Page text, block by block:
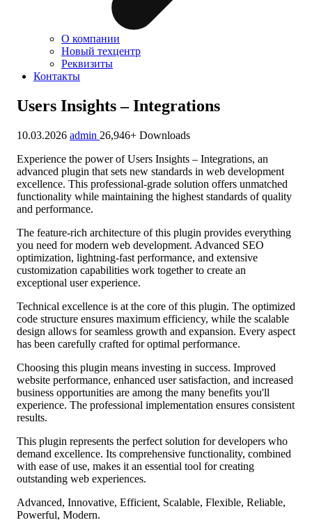
О компании
Новый техцентр
Реквизиты
Контакты
Users Insights – Integrations
10.03.2026 admin 26,946+ Downloads
Experience the power of Users Insights – Integrations, an
advanced plugin that sets new standards in web development
excellence. This professional-grade solution offers unmatched
functionality while maintaining the highest standards of quality
and performance.
The feature-rich architecture of this plugin provides everything
you need for modern web development. Advanced SEO
optimization, lightning-fast performance, and extensive
customization capabilities work together to create an
exceptional user experience.
Technical excellence is at the core of this plugin. The optimized
code structure ensures maximum efficiency, while the scalable
design allows for seamless growth and expansion. Every aspect
has been carefully crafted for optimal performance.
Choosing this plugin means investing in success. Improved
website performance, enhanced user satisfaction, and increased
business opportunities are among the many benefits you'll
experience. The professional implementation ensures consistent
results.
This plugin represents the perfect solution for developers who
demand excellence. Its comprehensive functionality, combined
with ease of use, makes it an essential tool for creating
outstanding web experiences.
Advanced, Innovative, Efficient, Scalable, Flexible, Reliable,
Powerful, Modern.